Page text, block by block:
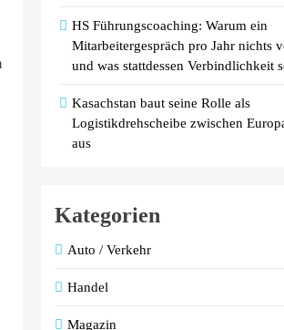
HS Führungscoaching: Warum ein
Mitarbeitergespräch pro Jahr nichts
und was stattdessen Verbindlichkeit
Kasachstan baut seine Rolle als
Logistikdrehscheibe zwischen
aus
Kategorien
Auto / Verkehr
Handel
Magazin